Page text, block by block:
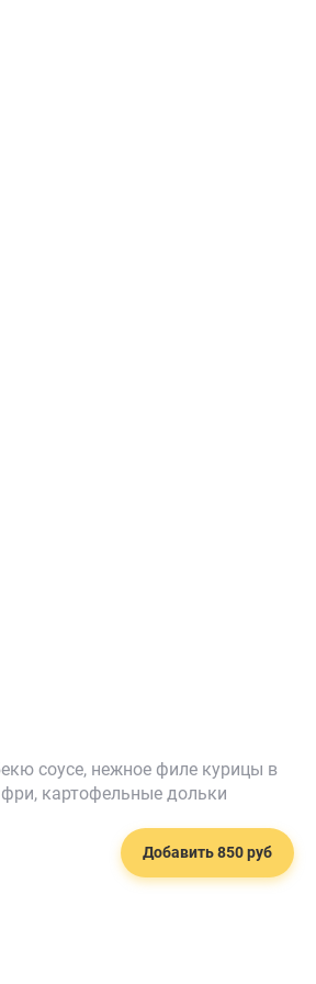
соусе, нежное филе курицы в
картофельные дольки
Добавить 850 руб